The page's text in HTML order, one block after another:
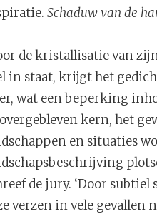
Schaduw van de
de kristallisatie van
in staat, krijgt het
wat een beperking
kern, het
en situaties
de jury. ‘Door
verzen in vele